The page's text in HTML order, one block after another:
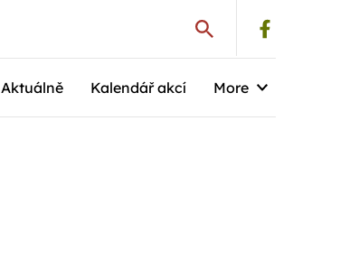
Aktuálně Kalendář akcí More